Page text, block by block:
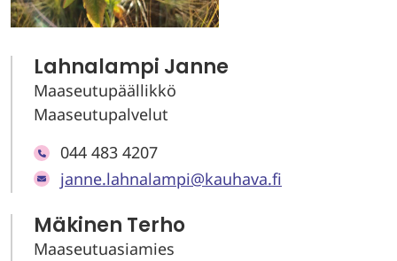
Lahnalampi Janne
Maaseutupäällikkö
Maaseutupalvelut
044 483 4207
janne.lahnalampi@kauhava.fi
Mäkinen Terho
Maaseutuasiamies